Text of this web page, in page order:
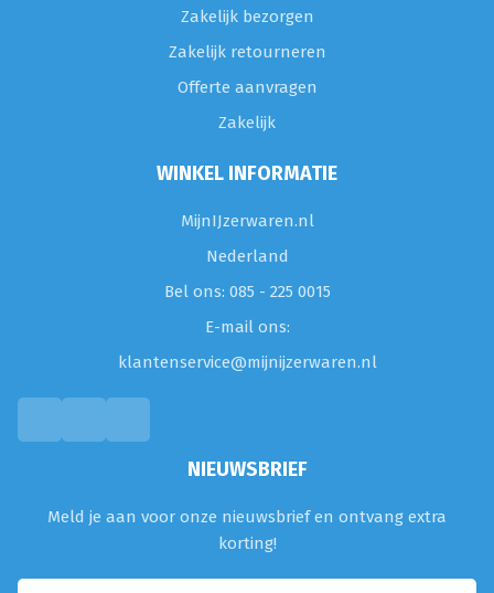
Zakelijk bezorgen
Zakelijk retourneren
Offerte aanvragen
Zakelijk
WINKEL INFORMATIE
MijnIJzerwaren.nl
Nederland
Bel ons: 085 - 225 0015
E-mail ons:
klantenservice@mijnijzerwaren.nl
NIEUWSBRIEF
Meld je aan voor onze nieuwsbrief en ontvang extra
korting!